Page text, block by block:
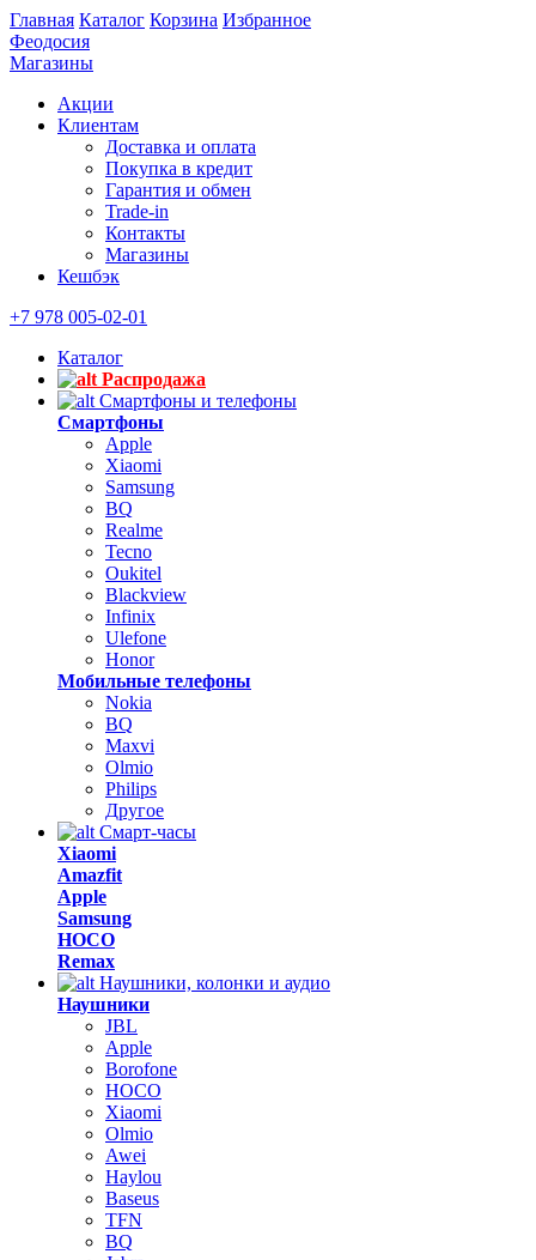
Главная Каталог Корзина Избранное
Феодосия
Магазины
Акции
Клиентам
Доставка и оплата
Покупка в кредит
Гарантия и обмен
Trade-in
Контакты
Магазины
Кешбэк
+7 978 005-02-01
Каталог
Распродажа
Смартфоны и телефоны
Смартфоны
Apple
Xiaomi
Samsung
BQ
Realme
Tecno
Oukitel
Blackview
Infinix
Ulefone
Honor
Мобильные телефоны
Nokia
BQ
Maxvi
Olmio
Philips
Другое
Смарт-часы
Xiaomi
Amazfit
Apple
Samsung
HOCO
Remax
Наушники, колонки и аудио
Наушники
JBL
Apple
Borofone
HOCO
Xiaomi
Olmio
Awei
Haylou
Baseus
TFN
BQ